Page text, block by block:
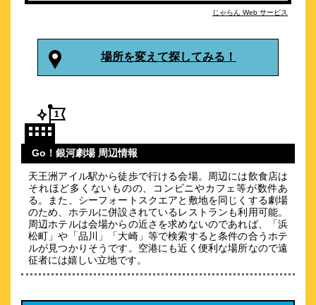
約 1.31 km
クチコミ-点 (
品川・御殿山の閑静な土地でゆったりとした客室で優美なステ
イを
約 1.35 km
品川プリンスホテル イーストタワー
\9,927～
じゃらん Web サービス
場所を変えて探してみる！
Go！銀河劇場 周辺情報
天王洲アイル駅から徒歩で行ける会場。周辺には飲食店は
それほど多くないものの、コンビニやカフェ等が数件あ
る。また、シーフォートスクエアと敷地を同じくする劇場
のため、ホテルに併設されているレストランも利用可能。
周辺ホテルは会場からの近さを求めないのであれば、「浜
松町」や「品川」「大崎」等で検索すると条件の合うホテ
ルが見つかりそうです。空港にも近く便利な場所なので遠
征者には嬉しい立地です。